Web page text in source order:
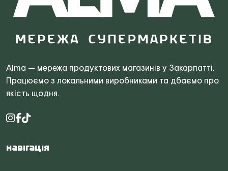
Alma — мережа продуктових магазинів у Закарпатті.
Працюємо з локальними виробниками та дбаємо про
якість щодня.
Навігація